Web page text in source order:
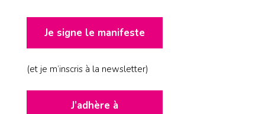
Je signe le manifeste
(et je m’inscris à la newsletter)
J’adhère à